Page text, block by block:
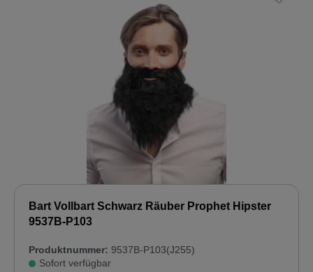
Bart Vollbart Schwarz Räuber Prophet Hipster
9537B-P103
Produktnummer: 9537B-P103(J255)
Sofort verfügbar